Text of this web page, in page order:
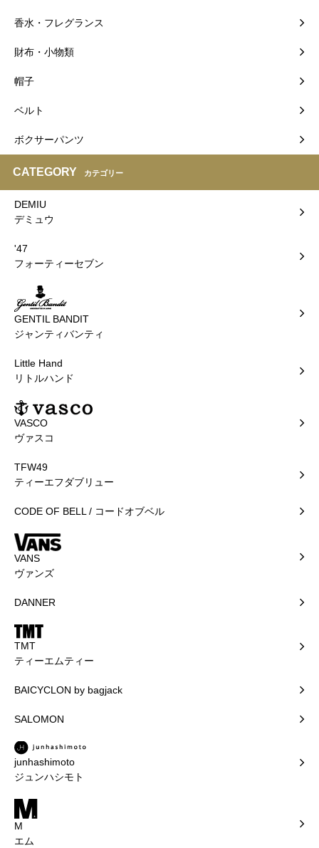
香水・フレグランス
財布・小物類
帽子
ベルト
ボクサーパンツ
CATEGORY カテゴリー
DEMIU
デミュウ
'47
フォーティーセブン
GENTIL BANDIT
ジャンティバンティ
Little Hand
リトルハンド
VASCO
ヴァスコ
TFW49
ティーエフダブリュー
CODE OF BELL / コードオブベル
VANS
ヴァンズ
DANNER
TMT
ティーエムティー
BAICYCLON by bagjack
SALOMON
junhashimoto
ジュンハシモト
M
エム